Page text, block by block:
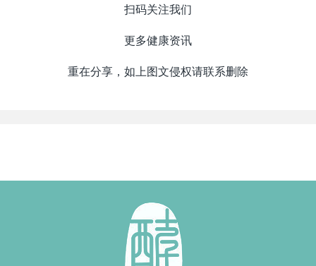
扫码关注我们
更多健康资讯
重在分享，如上图文侵权请联系删除